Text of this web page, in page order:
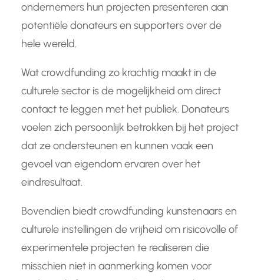
ondernemers hun projecten presenteren aan
potentiële donateurs en supporters over de
hele wereld.
Wat crowdfunding zo krachtig maakt in de
culturele sector is de mogelijkheid om direct
contact te leggen met het publiek. Donateurs
voelen zich persoonlijk betrokken bij het project
dat ze ondersteunen en kunnen vaak een
gevoel van eigendom ervaren over het
eindresultaat.
Bovendien biedt crowdfunding kunstenaars en
culturele instellingen de vrijheid om risicovolle of
experimentele projecten te realiseren die
misschien niet in aanmerking komen voor